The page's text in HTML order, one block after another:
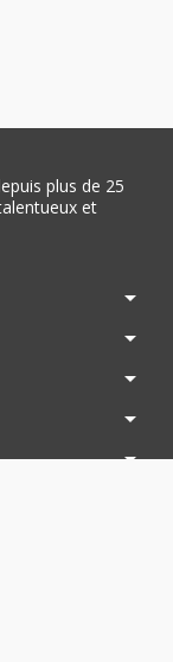
plus de 25
et
arrow_drop_down
arrow_drop_down
arrow_drop_down
arrow_drop_down
arrow_drop_down